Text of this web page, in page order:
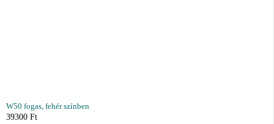
W50 fogas, fehér színben
39300 Ft